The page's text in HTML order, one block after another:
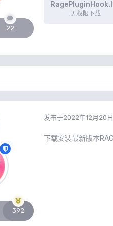
22
无权限下载
392
发布于2022年12月20日
下载安装最新版本